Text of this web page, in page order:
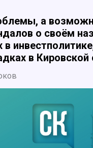
а
о своём
в
в Кировской